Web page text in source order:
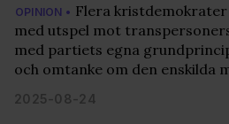
OPINION • Flera
med utspel mot
med partiets egna
och omtanke om den enskilda
2025-08-24